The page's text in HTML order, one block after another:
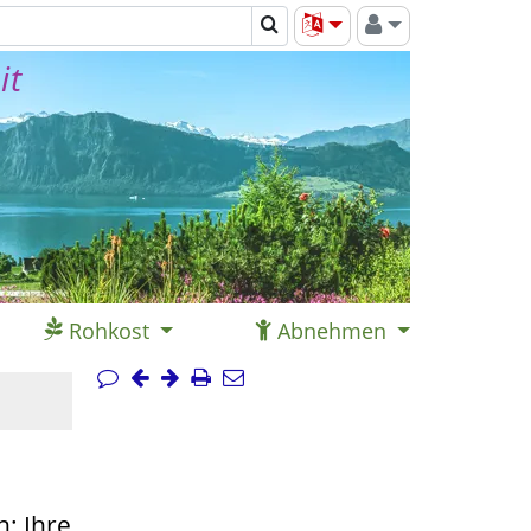
Rohkost Abnehmen